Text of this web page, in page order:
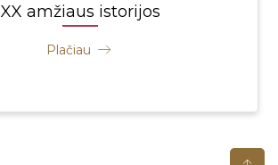
XX amžiaus istorijos
Plačiau